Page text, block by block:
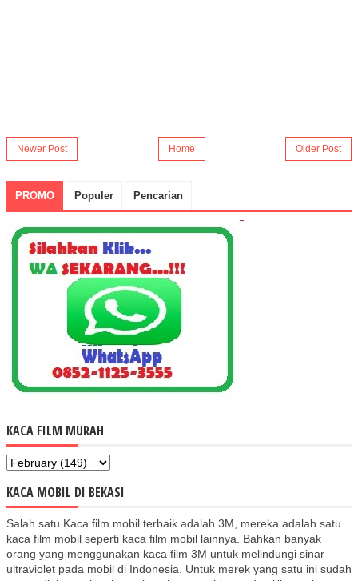
Newer Post Older Post
Home
PROMO Populer Pencarian
KACA FILM MURAH
KACA MOBIL DI BEKASI
Salah satu Kaca film mobil terbaik adalah 3M, mereka adalah satu
kaca film mobil seperti kaca film mobil lainnya. Bahkan banyak
orang yang menggunakan kaca film 3M untuk melindungi sinar
ultraviolet pada mobil di Indonesia. Untuk merek yang satu ini sudah